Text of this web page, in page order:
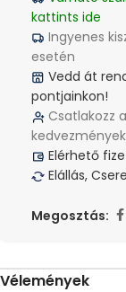
kattints ide
Ingyenes
esetén
Vedd át
pontjainkon!
Csatlakozz
Elérhető
Elállás,
Megosztás:
Vélemények